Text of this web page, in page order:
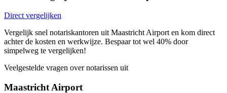
Direct vergelijken
Vergelijk snel notariskantoren uit Maastricht Airport en kom direct
achter de kosten en werkwijze. Bespaar tot wel 40% door
simpelweg te vergelijken!
Veelgestelde vragen over notarissen uit
Maastricht Airport